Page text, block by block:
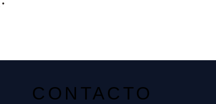
•
CONTACTO